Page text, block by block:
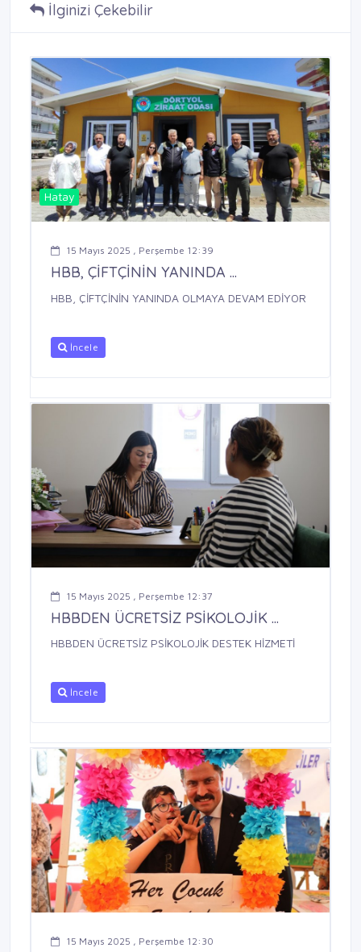
İlginizi Çekebilir
Hatay
15 Mayıs 2025 , Perşembe 12:39
HBB, ÇİFTÇİNİN YANINDA ...
HBB, ÇİFTÇİNİN YANINDA OLMAYA DEVAM EDİYOR
İncele
15 Mayıs 2025 , Perşembe 12:37
HBBDEN ÜCRETSİZ PSİKOLOJİK ...
HBBDEN ÜCRETSİZ PSİKOLOJİK DESTEK HİZMETİ
İncele
15 Mayıs 2025 , Perşembe 12:30